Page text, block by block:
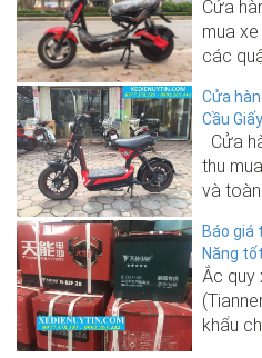
Cửa
mua
các
Cửa
Cầu
Cửa
thu
và toàn
Báo giá
Năng
Ắc quy
khẩu